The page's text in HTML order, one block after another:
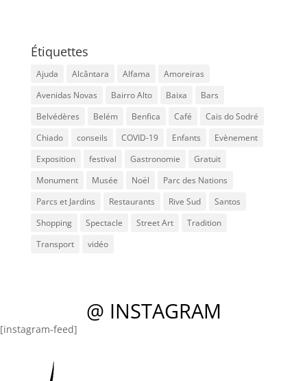
Étiquettes
Ajuda Alcântara Alfama
Amoreiras
Avenidas Novas
Bairro Alto Baixa
Bars
Belvédères
Belém Benfica Café
Cais do Sodré
Chiado
conseils COVID-19 Enfants
Evènement
Exposition
festival Gastronomie
Gratuit
Monument
Musée Noël
Parc des Nations
Parcs et Jardins
Restaurants Rive Sud
Santos
Shopping
Spectacle Street Art
Tradition
Transport
vidéo
@ INSTAGRAM
[instagram-feed]